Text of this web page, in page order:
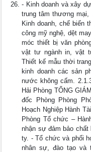
- Kinh doanh và xây
trung tâm thương
Kinh doanh, chế biến
công mỹ nghệ, dệt
móc thiết bị văn
vật tư ngành in, vật
Thiết kế mẫu thời
kinh doanh các sản
nước không cấm.
Hải Phòng TỔNG
đốc Phòng Phòng
Hoạch Nghiệp Hành
Phòng Tổ chức –
nhận sự đảm bảo
ty. - Tổ chức và phối
nhân sự, đào tạo và